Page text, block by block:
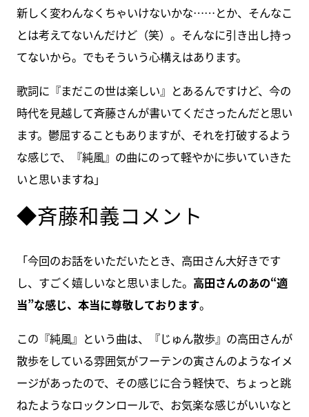
新しく変わんなくちゃいけないかな……とか、そんなこ
とは考えてないんだけど（笑）。そんなに引き出し持っ
てないから。でもそういう心構えはあります。
歌詞に『まだこの世は楽しい』とあるんですけど、今の
時代を見越して斉藤さんが書いてくださったんだと思い
ます。鬱屈することもありますが、それを打破するよう
な感じで、『純風』の曲にのって軽やかに歩いていきた
いと思いますね」
◆斉藤和義コメント
「今回のお話をいただいたとき、高田さん大好きです
し、すごく嬉しいなと思いました。 高田さんのあの“適
当”な感じ、本当に尊敬しております。
この『純風』という曲は、『じゅん散歩』の高田さんが
散歩をしている雰囲気がフーテンの寅さんのようなイメ
ージがあったので、その感じに合う軽快で、ちょっと跳
ねたようなロックンロールで、お気楽な感じがいいなと